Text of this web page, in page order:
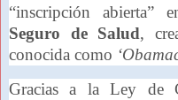
“inscripción abierta”
Seguro de Salud,
conocida como
Gracias a la Ley de